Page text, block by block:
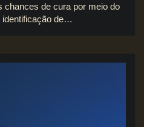
chances de cura por meio do
identificação de…